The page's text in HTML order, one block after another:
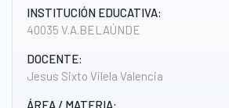
INSTITUCIÓN EDUCATIVA:
40035 V.A.BELAÚNDE
DOCENTE:
Jesus Sixto Vilela Valencia
ÁREA / MATERIA: